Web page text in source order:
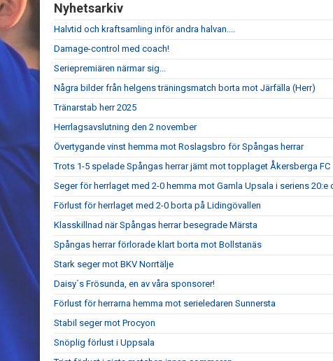
Nyhetsarkiv
Halvtid och kraftsamling inför andra halvan....
Damage-control med coach!
Seriepremiären närmar sig...
Några bilder från helgens träningsmatch borta mot Järfälla (Herr)
Tränarstab herr 2025
Herrlagsavslutning den 2 november
Övertygande vinst hemma mot Roslagsbro för Spångas herrar
Trots 1-5 spelade Spångas herrar jämt mot topplaget Åkersberga FC
Seger för herrlaget med 2-0 hemma mot Gamla Upsala i seriens 20:e
Förlust för herrlaget med 2-0 borta på Lidingövallen
Klasskillnad när Spångas herrar besegrade Märsta
Spångas herrar förlorade klart borta mot Bollstanäs
Stark seger mot BKV Norrtälje
Daisy´s Frösunda, en av våra sponsorer!
Förlust för herrarna hemma mot serieledaren Sunnersta
Stabil seger mot Procyon
Snöplig förlust i Uppsala